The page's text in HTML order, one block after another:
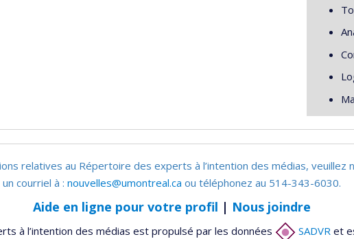
relatives au Répertoire des experts à l’intention des médias, veuillez
un courriel à : nouvelles@umontreal.ca ou téléphonez au 514-343-6030.
Aide en ligne pour votre profil | Nous joindre
à l’intention des médias est propulsé par les données SADVR et